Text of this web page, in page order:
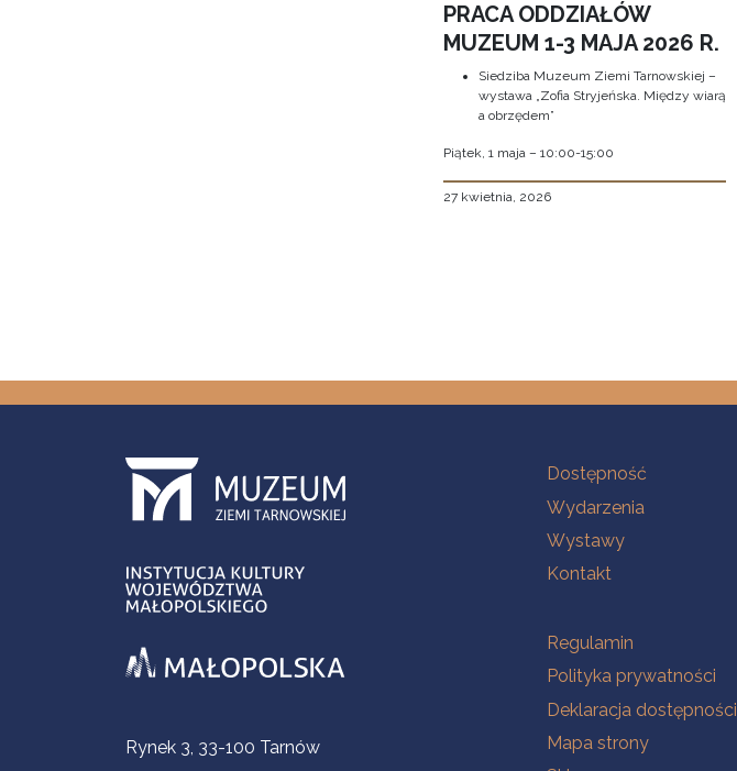
PRACA ODDZIAŁÓW
MUZEUM 1-3 MAJA 2026 R.
Siedziba Muzeum Ziemi Tarnowskiej –
wystawa „Zofia Stryjeńska. Między wiarą
a obrzędem”
Piątek, 1 maja – 10:00-15:00
27 kwietnia, 2026
Informacje kontaktowe
Rynek 3, 33-100 Tarnów
Na skróty
Dostępność
Wydarzenia
Wystawy
Kontakt
Na skróty
Regulamin
Polityka prywatności
Deklaracja dostępności
Mapa strony